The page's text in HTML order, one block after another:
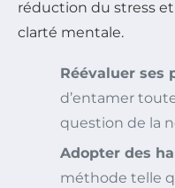
réduction du stress
clarté mentale.
Réévaluer ses
d’entamer
question de la
Adopter des
méthode telle